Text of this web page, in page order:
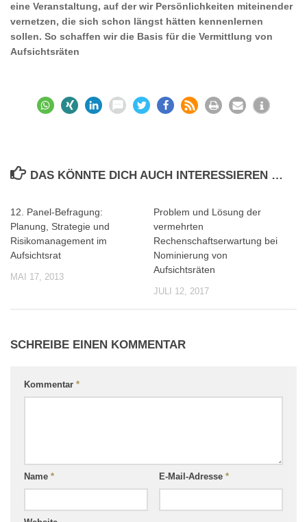
eine Veranstaltung, auf der wir Persönlichkeiten miteinender
vernetzen, die sich schon längst hätten kennenlernen
sollen. So schaffen wir die Basis für die Vermittlung von
Aufsichtsräten
DAS KÖNNTE DICH AUCH INTERESSIEREN …
12. Panel-Befragung:
Planung, Strategie und
Risikomanagement im
Aufsichtsrat
MAI 17, 2013
Problem und Lösung der
vermehrten
Rechenschaftserwartung bei
Nominierung von
Aufsichtsräten
JULI 12, 2017
SCHREIBE EINEN KOMMENTAR
Kommentar *
Name * E-Mail-Adresse *